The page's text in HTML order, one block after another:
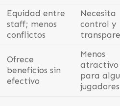
Equidad entre
staff; menos
conflictos
Necesita
control y
Ofrece
beneficios sin
efectivo
Menos
atractivo
para
jugadores